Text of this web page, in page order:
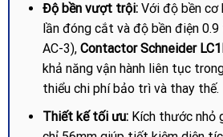
Độ bền vượt trội:Với độ bền cơ
lần đóng cắt và độ bền điện
AC-3), Contactor Schneider
khả năng vận hành liên tục
thiểu chi phí bảo trì và thay thế.
Thiết kế tối ưu:Kích thước nhỏ